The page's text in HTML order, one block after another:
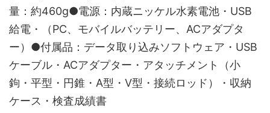
量：約460g●電源：内蔵ニッケル水素電池・USB
給電・（PC、モバイルバッテリー、ACアダプタ
ー）●付属品：データ取り込みソフトウェア・USB
ケーブル・ACアダプター・アタッチメント（小
鉤・平型・円錐・A型・V型・接続ロッド）・収納
ケース・検査成績書